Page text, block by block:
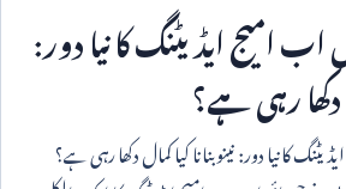
اب امیج ایڈیٹنگ کا نیا دور:
دکھا رہی ہے؟
کا نیا دور: نینو بنانا کیا کمال دکھا رہی ہے؟